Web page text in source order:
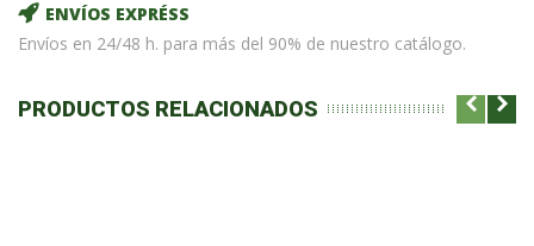
ENVÍOS EXPRÉSS
Envíos en 24/48 h. para más del 90% de nuestro catálogo.
PRODUCTOS RELACIONADOS